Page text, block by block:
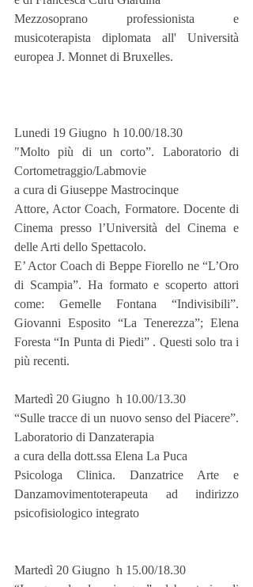
Mezzosoprano professionista e
musicoterapista diplomata all' Università
europea J. Monnet di Bruxelles.
Lunedi 19 Giugno  h 10.00/18.30
"Molto più di un corto”. Laboratorio di
Cortometraggio/Labmovie
a cura di Giuseppe Mastrocinque
Attore, Actor Coach, Formatore. Docente di
Cinema presso l’Università del Cinema e
delle Arti dello Spettacolo.
E’ Actor Coach di Beppe Fiorello ne “L’Oro
di Scampia”. Ha formato e scoperto attori
come: Gemelle Fontana “Indivisibili”.
Giovanni Esposito “La Tenerezza”; Elena
Foresta “In Punta di Piedi” . Questi solo tra i
più recenti.
Martedì 20 Giugno  h 10.00/13.30
“Sulle tracce di un nuovo senso del Piacere”.
Laboratorio di Danzaterapia
a cura della dott.ssa Elena La Puca
Psicologa Clinica. Danzatrice Arte e
Danzamovimentoterapeuta ad indirizzo
psicofisiologico integrato
Martedì 20 Giugno  h 15.00/18.30